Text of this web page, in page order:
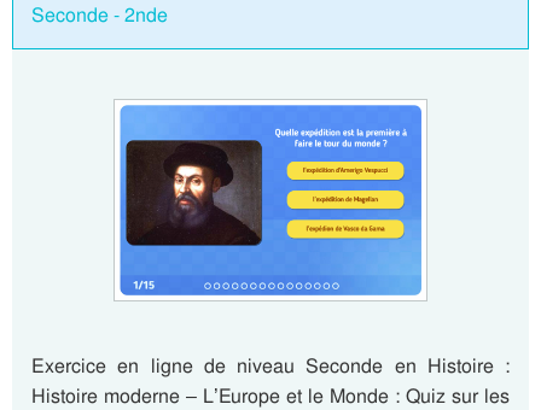
Seconde - 2nde
Exercice en ligne de niveau Seconde en Histoire :
Histoire moderne – L’Europe et le Monde : Quiz sur les